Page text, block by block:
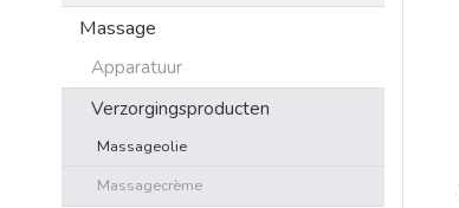
Massage
Apparatuur
Verzorgingsproducten
Massageolie
Massagecrème